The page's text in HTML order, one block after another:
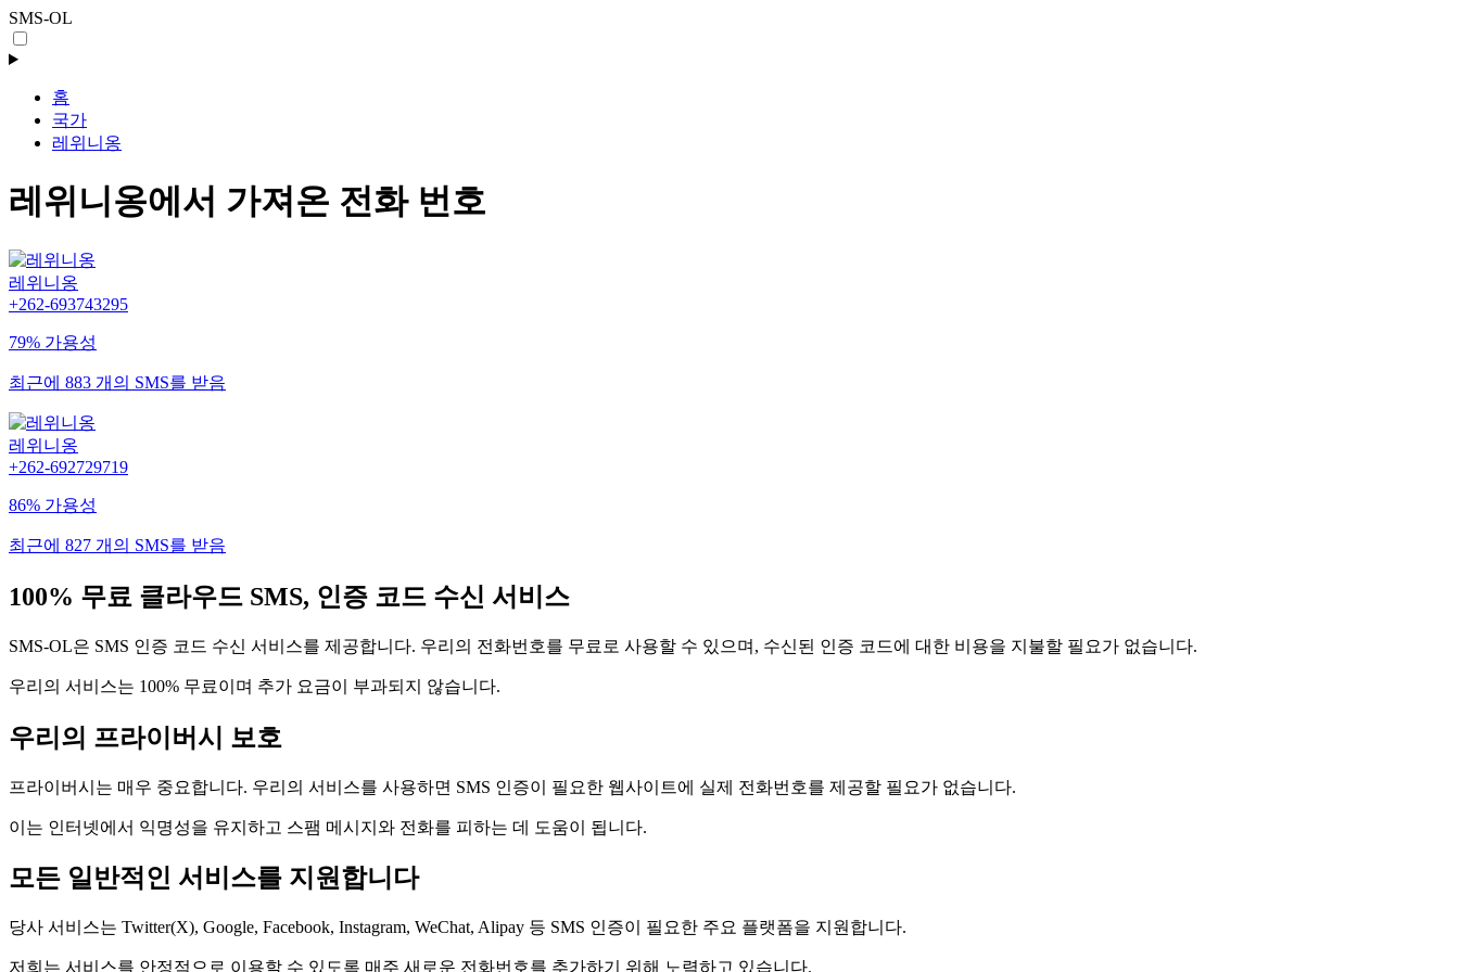
SMS-OL
홈
국가
레위니옹
레위니옹에서 가져온 전화 번호
레위니옹
+262-693743295
79% 가용성
최근에 883 개의 SMS를 받음
레위니옹
+262-692729719
86% 가용성
최근에 827 개의 SMS를 받음
100% 무료 클라우드 SMS, 인증 코드 수신 서비스
SMS-OL은 SMS 인증 코드 수신 서비스를 제공합니다. 우리의 전화번호를 무료로 사용할 수 있으며, 수신된 인증 코드에 대한 비용을 지불할 필요가 없습니다.
우리의 서비스는 100% 무료이며 추가 요금이 부과되지 않습니다.
우리의 프라이버시 보호
프라이버시는 매우 중요합니다. 우리의 서비스를 사용하면 SMS 인증이 필요한 웹사이트에 실제 전화번호를 제공할 필요가 없습니다.
이는 인터넷에서 익명성을 유지하고 스팸 메시지와 전화를 피하는 데 도움이 됩니다.
모든 일반적인 서비스를 지원합니다
당사 서비스는 Twitter(X), Google, Facebook, Instagram, WeChat, Alipay 등 SMS 인증이 필요한 주요 플랫폼을 지원합니다.
저희는 서비스를 안정적으로 이용할 수 있도록 매주 새로운 전화번호를 추가하기 위해 노력하고 있습니다.